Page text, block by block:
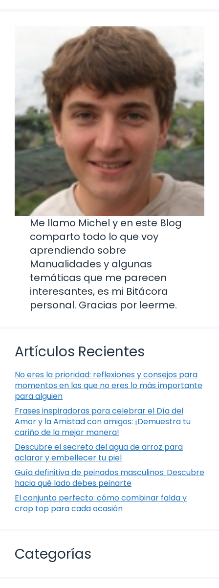
Me llamo Michel y en este Blog
comparto todo lo que voy
aprendiendo sobre
Manualidades y algunas
temáticas que me parecen
interesantes, es mi Bitácora
personal. Gracias por leerme.
Artículos Recientes
No eres la prioridad: reflexiones y consejos para
momentos en los que no eres lo más importante
para alguien
Frases inspiradoras para celebrar el Día del
Amor y la Amistad con amigos: ¡Demuestra tu
cariño de la mejor manera!
Descubre el secreto del agua de arroz para
aclarar y embellecer tu piel
Guía definitiva de peinados masculinos: Descubre
hacia qué lado debes peinarte
El conjunto perfecto: cómo combinar falda y
crop top para cada ocasión
Categorías